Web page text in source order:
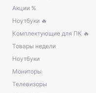
Акции %
Ноутбуки 🔥
Комплектующие для ПК 🔥
Товары недели
Ноутбуки
Мониторы
Телевизоры